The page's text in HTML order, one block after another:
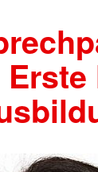
Erste